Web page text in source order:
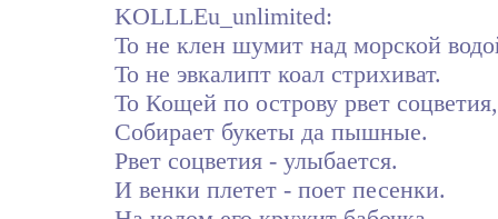
KOLLLEu_unlimited:
То не клен шумит над морской
То не эвкалипт коал стрихиват.
То Кощей по острову рвет соцветия,
Собирает букеты да пышные.
Рвет соцветия - улыбается.
И венки плетет - поет песенки.